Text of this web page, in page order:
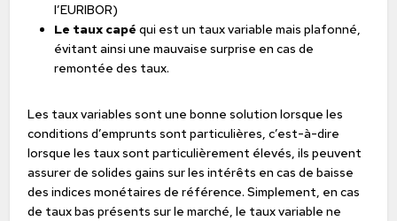
l’EURIBOR)
Le taux capéqui est un taux variable mais plafonné,
évitant ainsi une mauvaise surprise en cas de
remontée des taux.
Les taux variables sont une bonne solution lorsque les
conditions d’emprunts sont particulières, c’est-à-dire
lorsque les taux sont particulièrement élevés, ils peuvent
assurer de solides gains sur les intérêts en cas de baisse
des indices monétaires de référence. Simplement, en cas
de taux bas présents sur le marché, le taux variable ne